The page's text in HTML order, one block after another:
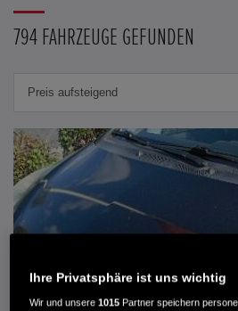
794 FAHRZEUGE GEFUNDEN
Ihre Privatsphäre ist uns wichtig
Wir und unsere1015 Partner speichern